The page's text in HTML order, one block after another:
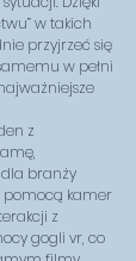
w takich
przyjrzeć się
w pełni
z
dla branży
pomocą kamer
z
gogli vr, co